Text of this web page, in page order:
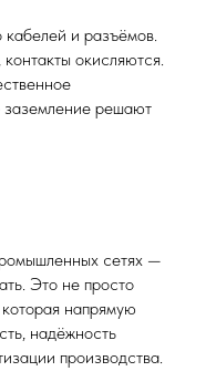
кабелей и разъёмов.
окисляются.
заземление решают
сетях —
Это не просто
напрямую
надёжность
производства.